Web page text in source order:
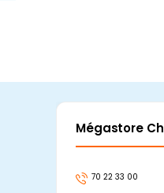
Mégastore
70 22 33 00